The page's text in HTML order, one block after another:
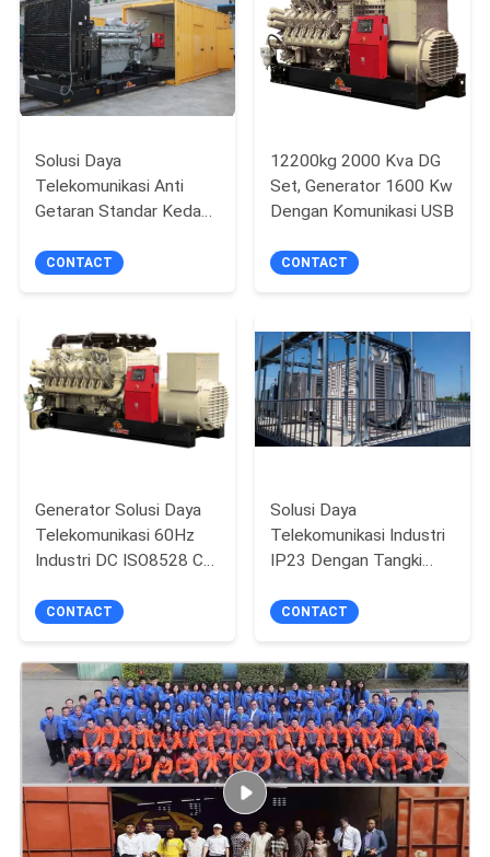
Solusi Daya
Telekomunikasi Anti
Getaran Standar Kedap
IEC60034
CONTACT
12200kg 2000 Kva DG
Set, Generator 1600 Kw
Dengan Komunikasi USB
CONTACT
Generator Solusi Daya
Telekomunikasi 60Hz
Industri DC ISO8528 CE
CONTACT
Solusi Daya
Telekomunikasi Industri
IP23 Dengan Tangki
CONTACT